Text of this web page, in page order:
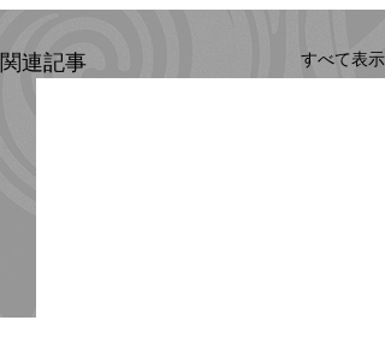
関連記事 すべて表示